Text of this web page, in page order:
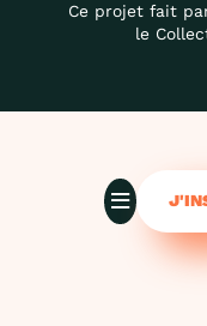
Ce projet fait
le